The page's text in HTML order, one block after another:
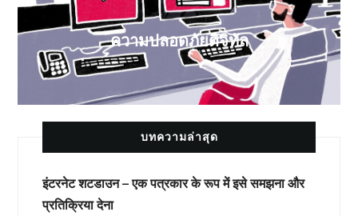
ความปลอดภัยดิจิทัล
บทความล่าสุด
इंटरनेट शटडाउन – एक पत्रकार के रूप में इसे समझना और
प्रतिक्रिया देना